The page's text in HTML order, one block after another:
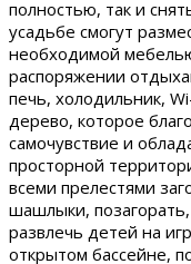
полностью, так и
усадьбе смогут
необходимой
распоряжении
печь, холодильник,
дерево, которое
самочувствие и
просторной
всеми прелестями
шашлыки,
развлечь детей на
открытом бассейне,